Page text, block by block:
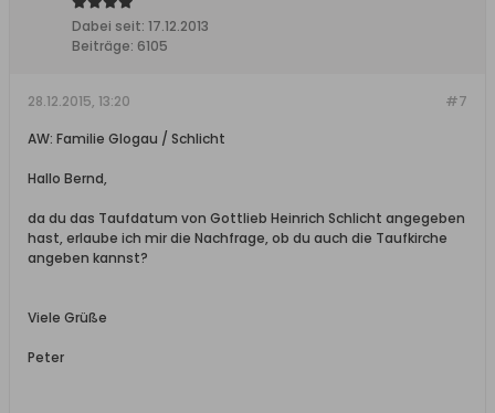
Dabei seit: 17.12.2013
Beiträge: 6105
#7
28.12.2015, 13:20
AW: Familie Glogau / Schlicht
Hallo Bernd,
da du das Taufdatum von Gottlieb Heinrich Schlicht angegeben
hast, erlaube ich mir die Nachfrage, ob du auch die Taufkirche
angeben kannst?
Viele Grüße
Peter